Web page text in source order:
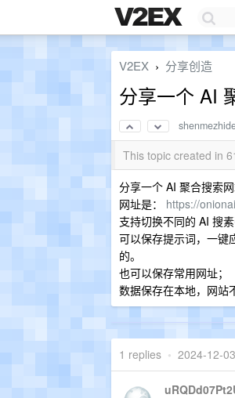
V2EX › 分享创造
分享一个 AI
This topic created in
分享一个 AI 聚合搜索
网址是： https://
支持切换不同的 AI 搜
可以保存提示词，一键
的。
也可以保存常用网址；
数据保存在本地，网站
1 replies • 2024-12-